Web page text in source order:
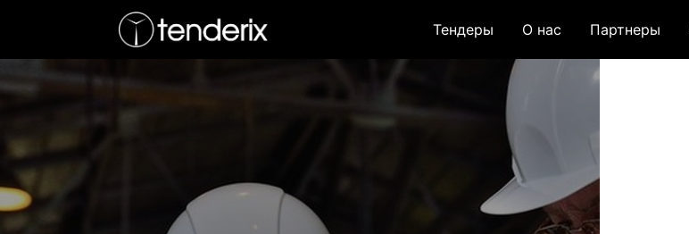
Тендеры О нас Партнеры